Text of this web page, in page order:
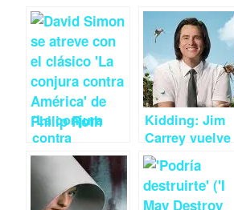
‘La conjura
contra
América’:
David Simon
como…
Kidding: Jim
Carrey vuelve
por la puerta
grande